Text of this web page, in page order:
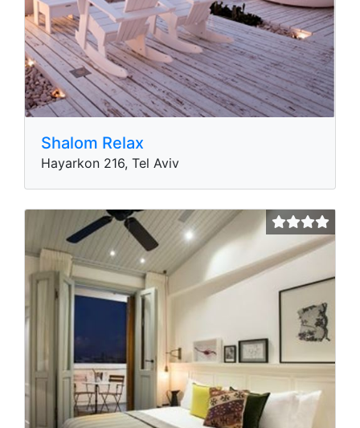
Shalom Relax
Hayarkon 216, Tel Aviv